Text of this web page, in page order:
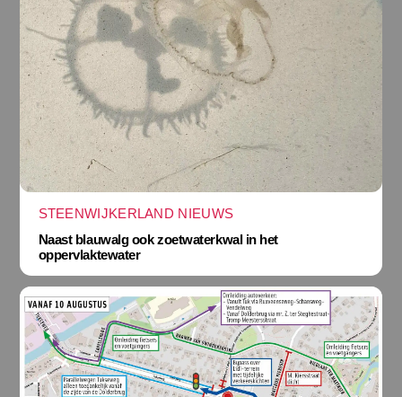
STEENWIJKERLAND NIEUWS
Naast blauwalg ook zoetwaterkwal in het
oppervlaktewater